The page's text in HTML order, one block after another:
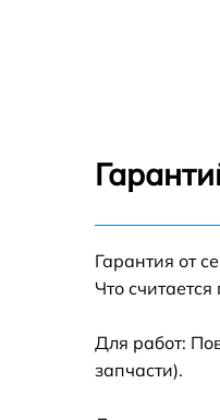
Ремонт
XL230a
Ремонт
Гарантия от
Что
Для работ:
запчасти).